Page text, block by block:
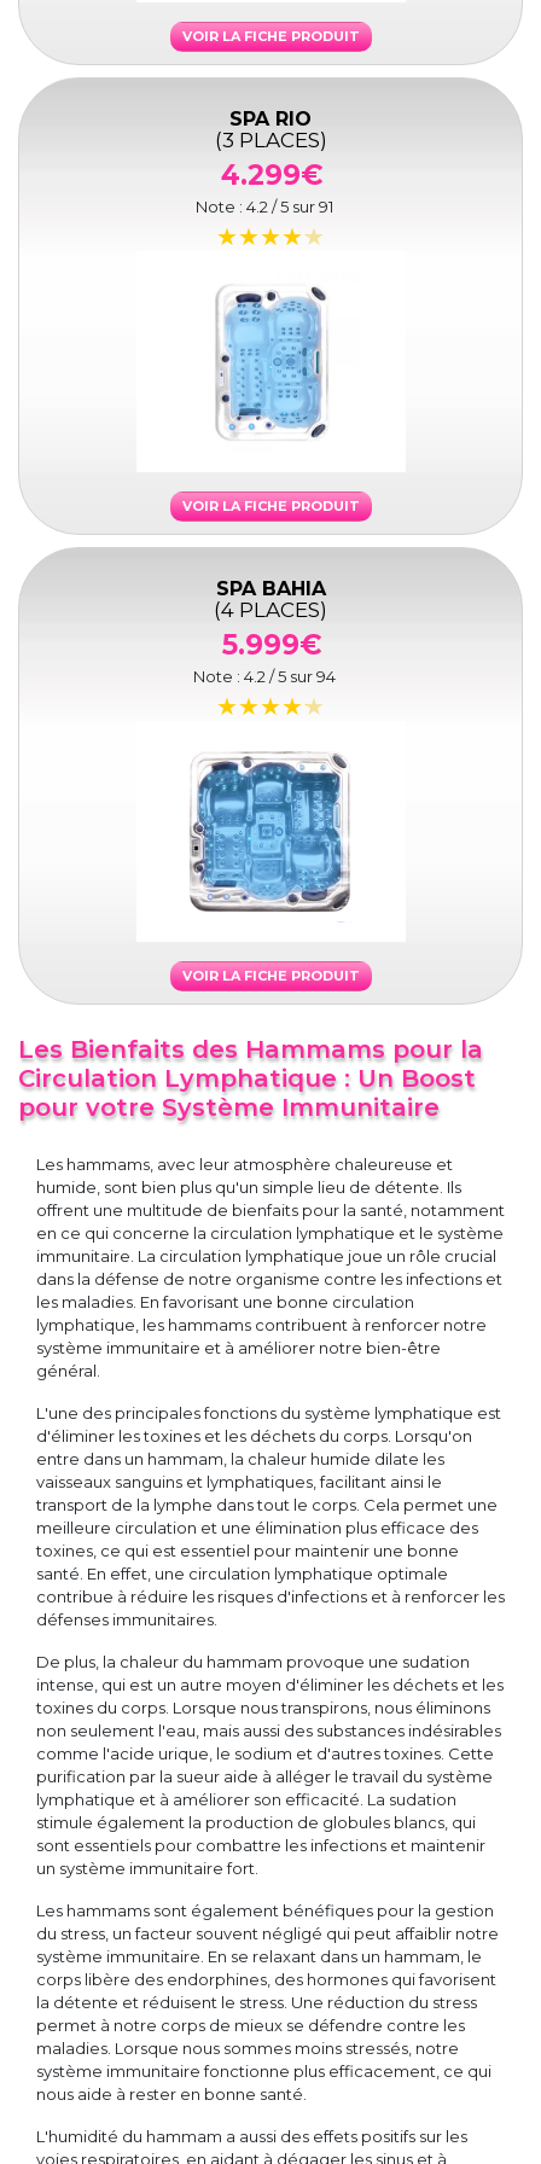
VOIR LA FICHE PRODUIT
SPA RIO
(3 PLACES)
4.299€
Note : 4.2 / 5 sur91
VOIR LA FICHE PRODUIT
SPA BAHIA
(4 PLACES)
5.999€
Note : 4.2 / 5 sur94
VOIR LA FICHE PRODUIT
Les Bienfaits des Hammams pour la
Circulation Lymphatique : Un Boost
pour votre Système Immunitaire
Les hammams, avec leur atmosphère chaleureuse et
humide, sont bien plus qu'un simple lieu de détente. Ils
offrent une multitude de bienfaits pour la santé, notamment
en ce qui concerne la circulation lymphatique et le système
immunitaire. La circulation lymphatique joue un rôle crucial
dans la défense de notre organisme contre les infections et
les maladies. En favorisant une bonne circulation
lymphatique, les hammams contribuent à renforcer notre
système immunitaire et à améliorer notre bien-être
général.
L'une des principales fonctions du système lymphatique est
d'éliminer les toxines et les déchets du corps. Lorsqu'on
entre dans un hammam, la chaleur humide dilate les
vaisseaux sanguins et lymphatiques, facilitant ainsi le
transport de la lymphe dans tout le corps. Cela permet une
meilleure circulation et une élimination plus efficace des
toxines, ce qui est essentiel pour maintenir une bonne
santé. En effet, une circulation lymphatique optimale
contribue à réduire les risques d'infections et à renforcer les
défenses immunitaires.
De plus, la chaleur du hammam provoque une sudation
intense, qui est un autre moyen d'éliminer les déchets et les
toxines du corps. Lorsque nous transpirons, nous éliminons
non seulement l'eau, mais aussi des substances indésirables
comme l'acide urique, le sodium et d'autres toxines. Cette
purification par la sueur aide à alléger le travail du système
lymphatique et à améliorer son efficacité. La sudation
stimule également la production de globules blancs, qui
sont essentiels pour combattre les infections et maintenir
un système immunitaire fort.
Les hammams sont également bénéfiques pour la gestion
du stress, un facteur souvent négligé qui peut affaiblir notre
système immunitaire. En se relaxant dans un hammam, le
corps libère des endorphines, des hormones qui favorisent
la détente et réduisent le stress. Une réduction du stress
permet à notre corps de mieux se défendre contre les
maladies. Lorsque nous sommes moins stressés, notre
système immunitaire fonctionne plus efficacement, ce qui
nous aide à rester en bonne santé.
L'humidité du hammam a aussi des effets positifs sur les
voies respiratoires, en aidant à dégager les sinus et à